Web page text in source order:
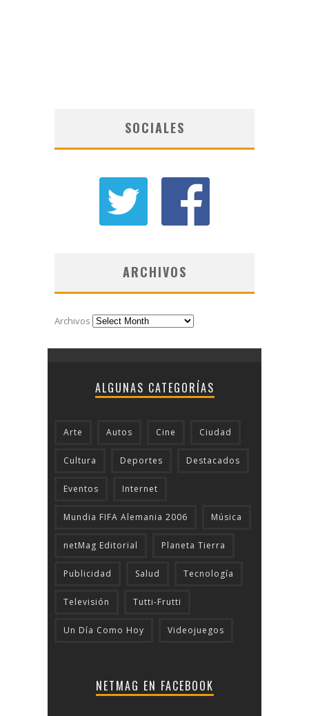
SOCIALES
ARCHIVOS
Archivos
ALGUNAS CATEGORÍAS
Arte Autos Cine Ciudad
Cultura Deportes Destacados
Eventos Internet
Mundia FIFA Alemania 2006 Música
netMag Editorial Planeta Tierra
Publicidad Salud Tecnologí­a
Televisión Tutti-Frutti
Un Día Como Hoy Videojuegos
NETMAG EN FACEBOOK